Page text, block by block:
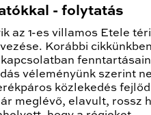
- folytatás
az 1-es villamos Etele
Korábbi
véleményünk szerint
közlekedés
meglévő, elavult, rossz